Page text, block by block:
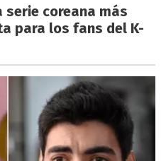
coreana más
para los fans del K-